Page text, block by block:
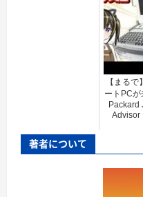
【まる
ートPC
Packard
Advisor
著者について